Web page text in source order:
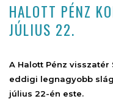
HALOTT PÉNZ
JÚLIUS 22.
A Halott Pénz visszatér
eddigi legnagyobb
július 22-én este.